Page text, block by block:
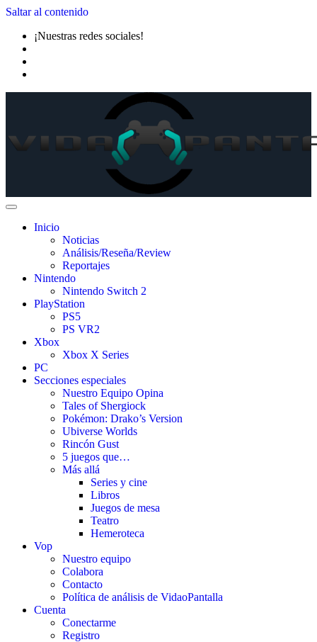
Saltar al contenido
¡Nuestras redes sociales!
Inicio
Noticias
Análisis/Reseña/Review
Reportajes
Nintendo
Nintendo Switch 2
PlayStation
PS5
PS VR2
Xbox
Xbox X Series
PC
Secciones especiales
Nuestro Equipo Opina
Tales of Shergiock
Pokémon: Drako’s Version
Ubiverse Worlds
Rincón Gust
5 juegos que…
Más allá
Series y cine
Libros
Juegos de mesa
Teatro
Hemeroteca
Vop
Nuestro equipo
Colabora
Contacto
Política de análisis de VidaoPantalla
Cuenta
Conectarme
Registro